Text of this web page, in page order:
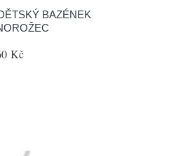
BAZÉNEK
Kč